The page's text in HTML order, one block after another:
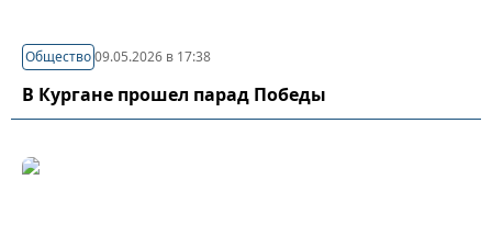
Общество09.05.2026 в 17:38
В Кургане прошел парад Победы